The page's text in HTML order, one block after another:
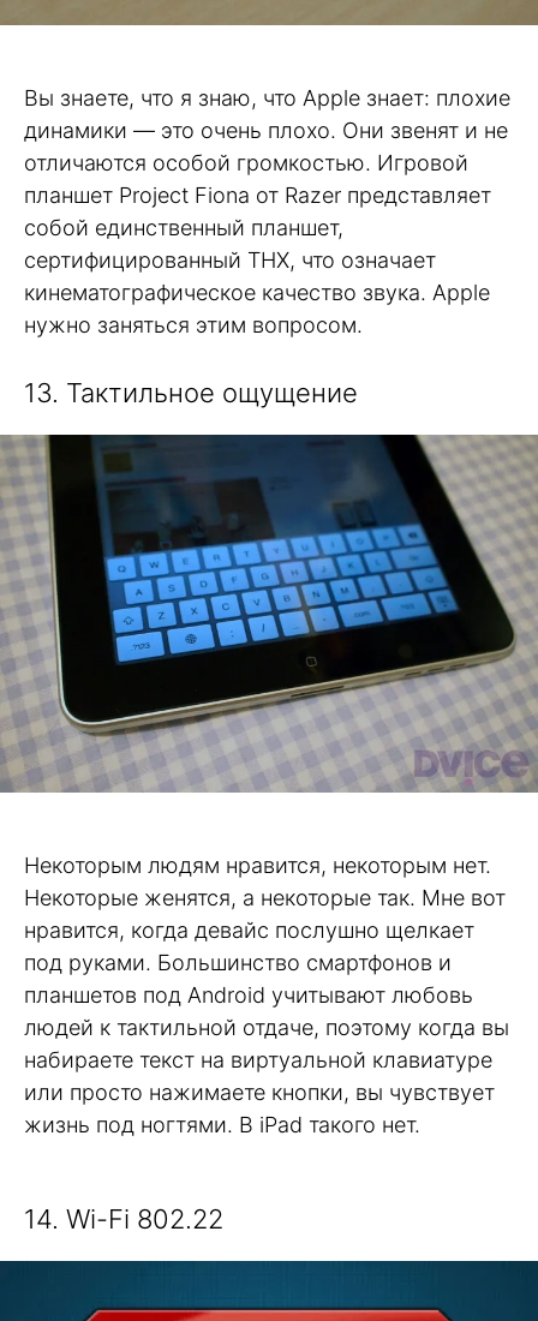
Вы знаете, что я знаю, что Apple знает: плохие
динамики — это очень плохо. Они звенят и не
отличаются особой громкостью. Игровой
планшет Project Fiona от Razer представляет
собой единственный планшет,
сертифицированный THX, что означает
кинематографическое качество звука. Apple
нужно заняться этим вопросом.
13. Тактильное ощущение
Некоторым людям нравится, некоторым нет.
Некоторые женятся, а некоторые так. Мне вот
нравится, когда девайс послушно щелкает
под руками. Большинство смартфонов и
планшетов под Android учитывают любовь
людей к тактильной отдаче, поэтому когда вы
набираете текст на виртуальной клавиатуре
или просто нажимаете кнопки, вы чувствует
жизнь под ногтями. В iPad такого нет.
14. Wi-Fi 802.22